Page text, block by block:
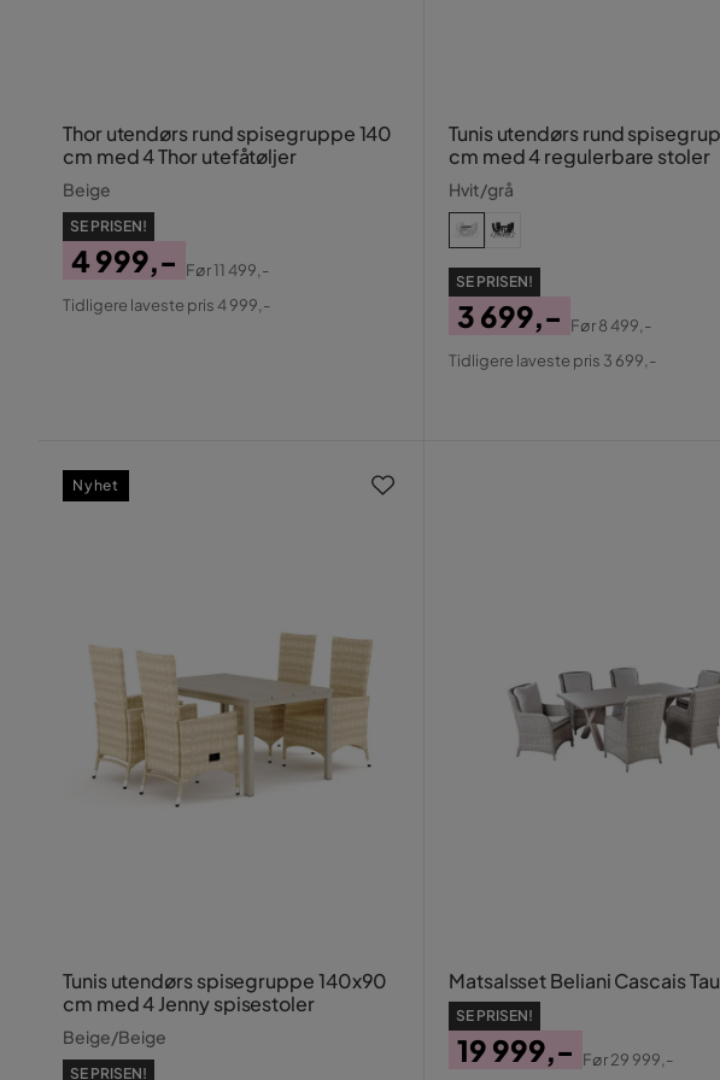
Thor utendørs rund spisegruppe 140
cm med 4 Thor utefåtøljer
Beige
SE PRISEN!
Pris
4 999,-
Original
Før11 499,-
Tidligere laveste pris 4 999,-
Tunis utendørs rund
cm med 4 regulerbare stoler
Hvit/grå
SE PRISEN!
Pris
3 699,-
Original
Før8 499,-
Tidligere laveste pris 3 699,-
Tunis utendørs spisegruppe 140x90
cm med 4 Jenny spisestoler
Beige/Beige
SE PRISEN!
Nyhet
Matsalsset Beliani Cascais
SE PRISEN!
19 999,-
Før29 999,-